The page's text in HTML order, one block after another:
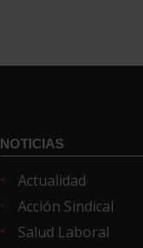
NOTICIAS
Actualidad
Acción Sindical
Salud Laboral